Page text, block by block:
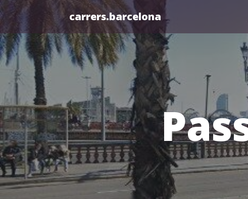
carrers.barcelona